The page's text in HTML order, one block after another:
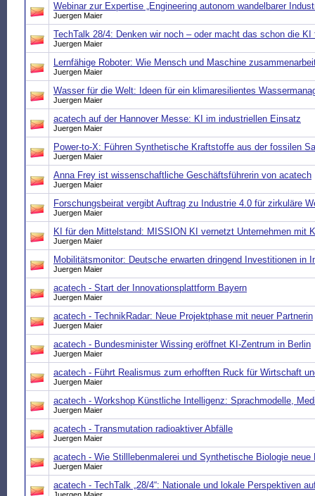
Webinar zur Expertise „Engineering autonom wandelbarer
Juergen Maier
TechTalk 28/4: Denken wir noch – oder macht das schon die KI
Juergen Maier
Lernfähige Roboter: Wie Mensch und Maschine
Juergen Maier
Wasser für die Welt: Ideen für ein klimaresilientes
Juergen Maier
acatech auf der Hannover Messe: KI im industriellen Einsatz
Juergen Maier
Power-to-X: Führen Synthetische Kraftstoffe aus der fossilen
Juergen Maier
Anna Frey ist wissenschaftliche Geschäftsführerin von acatech
Juergen Maier
Forschungsbeirat vergibt Auftrag zu Industrie 4.0 für zirkuläre
Juergen Maier
KI für den Mittelstand: MISSION KI vernetzt Unternehmen mit
Juergen Maier
Mobilitätsmonitor: Deutsche erwarten dringend Investitionen in
Juergen Maier
acatech - Start der Innovationsplattform Bayern
Juergen Maier
acatech - TechnikRadar: Neue Projektphase mit neuer Partnerin
Juergen Maier
acatech - Bundesminister Wissing eröffnet KI-Zentrum in Berlin
Juergen Maier
acatech - Führt Realismus zum erhofften Ruck für Wirtschaft
Juergen Maier
acatech - Workshop Künstliche Intelligenz: Sprachmodelle,
Juergen Maier
acatech - Transmutation radioaktiver Abfälle
Juergen Maier
acatech - Wie Stilllebenmalerei und Synthetische Biologie neue
Juergen Maier
acatech - TechTalk „28/4“: Nationale und lokale Perspektiven